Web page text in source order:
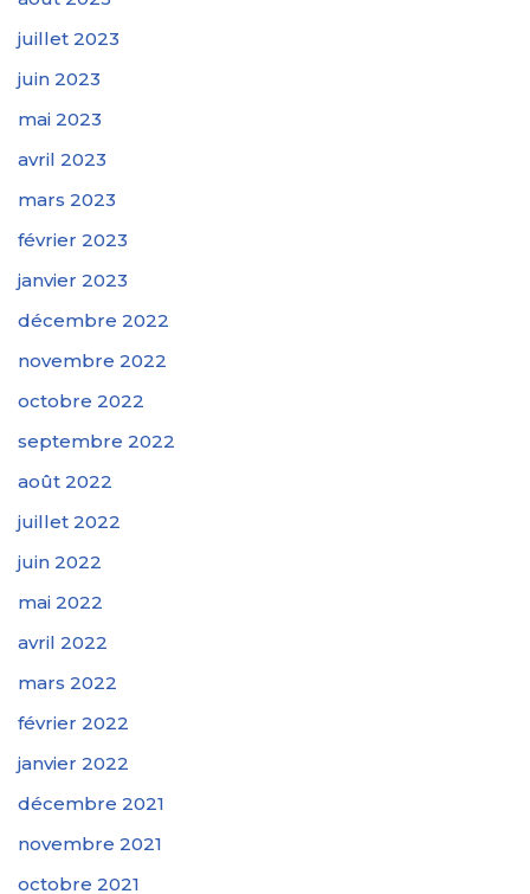
juillet 2023
juin 2023
mai 2023
avril 2023
mars 2023
février 2023
janvier 2023
décembre 2022
novembre 2022
octobre 2022
septembre 2022
août 2022
juillet 2022
juin 2022
mai 2022
avril 2022
mars 2022
février 2022
janvier 2022
décembre 2021
novembre 2021
octobre 2021